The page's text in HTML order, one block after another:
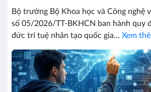
Bộ trưởng Bộ Khoa học và Công nghệ
số 05/2026/TT-BKHCN ban hành quy
đức trí tuệ nhân tạo quốc gia… Xem